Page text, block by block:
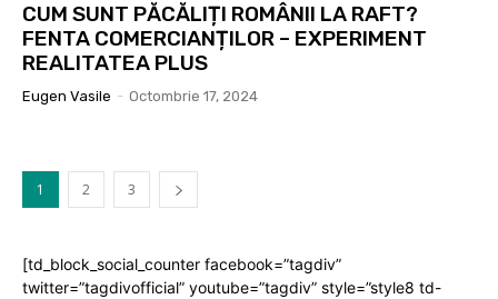
CUM SUNT PĂCĂLIȚI ROMÂNII LA RAFT?
FENTA COMERCIANȚILOR – EXPERIMENT
REALITATEA PLUS
Eugen Vasile - Octombrie 17, 2024
1 2 3
[td_block_social_counter facebook=”tagdiv”
twitter=”tagdivofficial” youtube=”tagdiv” style=”style8 td-